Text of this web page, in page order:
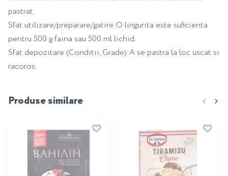
pastrat.
Sfat utilizare/preparare/gatire:O lingurita este suficienta
pentru 500 g faina sau 500 ml lichid.
Sfat depozitare (Conditii, Grade):A se pastra la loc uscat si
racoros.
Produse similare